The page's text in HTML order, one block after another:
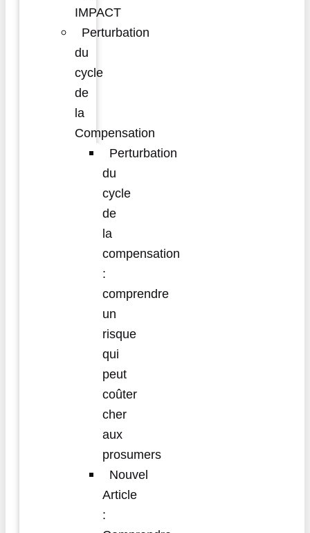
IMPACT
Perturbation
du
cycle
de
la
Compensation
Perturbation
du
cycle
de
la
compensation
:
comprendre
un
risque
qui
peut
coûter
cher
aux
prosumers
Nouvel
Article
: